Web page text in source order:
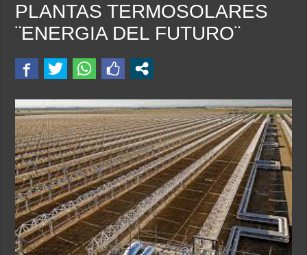
PLANTAS TERMOSOLARES
¨ENERGIA DEL FUTURO¨